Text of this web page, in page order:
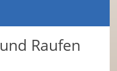
Raufen